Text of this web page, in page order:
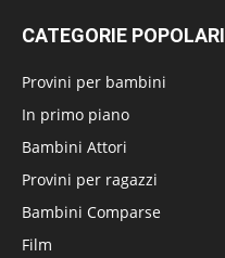
CATEGORIE POPOLARI
Provini per bambini
In primo piano
Bambini Attori
Provini per ragazzi
Bambini Comparse
Film